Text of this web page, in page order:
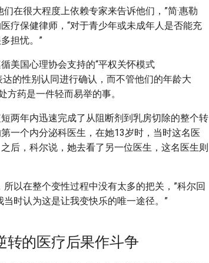
在很大程度上依赖专家来告诉他们，”简·惠勒
疗保健律师，“对于青少年或未成年人是否能充
担忧。”
美国心理协会支持的“平权关怀模式
达的性别认同进行确认，而不管他们的年龄大
方药是一件轻而易举的事。
两年内迅速完成了从阻断剂到乳房切除的整个转
一个内分泌科医生，在她13岁时，当时这名医
后，科尔说，她去看了另一位医生，这名医生则
以在整个变性过程中没有太多的把关，”科尔回
时认为这是让我变快乐的唯一途径。”
转的医疗后果作斗争